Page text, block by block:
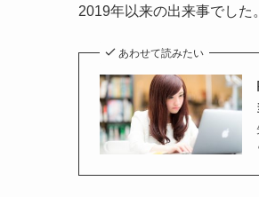
2019年以来の出来事でした。
あわせて読みたい